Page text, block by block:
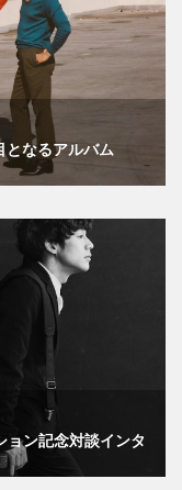
となるアルバム
ン記念対談インタ